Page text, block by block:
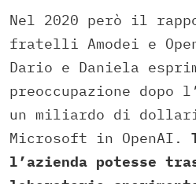
Nel 2020 però il
fratelli Amodei e
Dario e Daniela
preoccupazione dopo
un miliardo di
Microsoft in OpenAI.
l’azienda potesse